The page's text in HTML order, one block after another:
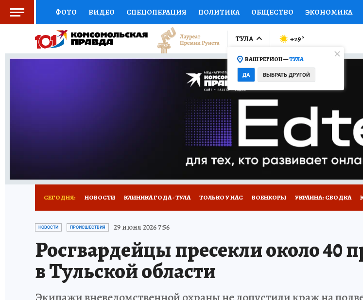
ФОТО ВИДЕО СПЕЦОПЕРАЦИЯ ПОЛИТИКА ОБЩЕСТВО ЭКОНОМИКА
СОЦПОДДЕРЖКА НАУКА СПОРТ КОЛУМНИСТЫ ПРОИСШЕСТВИЯ
ВЫБОР ЭКСПЕРТОВ ДОКТОР ФИНАНСЫ ОТКРЫВАЕМ МИР
ПРОГНОЗЫ НА СПОРТ ПРОМОКОДЫ СЕРИАЛЫ
ТЕЛЕВИЗОР КОЛЛЕКЦИИ КОНКУРСЫ
НОВОЕ НА САЙТЕ
ТУЛА
ВАШ РЕГИОН —ТУЛА
ДА ВЫБРАТЬ ДРУГОЙ
+29°
СЕГОДНЯ: НОВОСТИ КЛИНИКА ГОДА - ТУЛА ТОЛЬКО У НАС ВОЕНКОРЫ УКРАИНА: СВОДКА
ЗАПОВЕДНАЯ РОССИЯ ПРОИСШЕСТВИЯ
НОВОСТИ ПРОИСШЕСТВИЯ 29 июня 2026 7:56
Росгвардейцы пресекли около 40
в Тульской области